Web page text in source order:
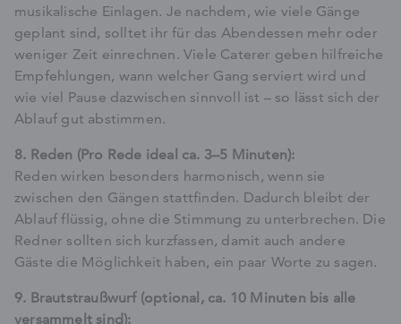
musikalische Einlagen. Je nachdem, wie viele Gänge
geplant sind, solltet ihr für das Abendessen mehr oder
weniger Zeit einrechnen. Viele Caterer geben hilfreiche
Empfehlungen, wann welcher Gang serviert wird und
wie viel Pause dazwischen sinnvoll ist – so lässt sich der
Ablauf gut abstimmen.
8. Reden (Pro Rede ideal ca. 3–5 Minuten):
Reden wirken besonders harmonisch, wenn sie
zwischen den Gängen stattfinden. Dadurch bleibt der
Ablauf flüssig, ohne die Stimmung zu unterbrechen. Die
Redner sollten sich kurzfassen, damit auch andere
Gäste die Möglichkeit haben, ein paar Worte zu sagen.
9. Brautstraußwurf (optional, ca. 10 Minuten bis alle
versammelt sind):